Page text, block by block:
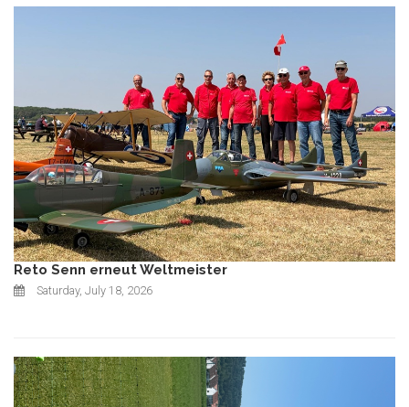
Reto Senn erneut Weltmeister
Saturday, July 18, 2026